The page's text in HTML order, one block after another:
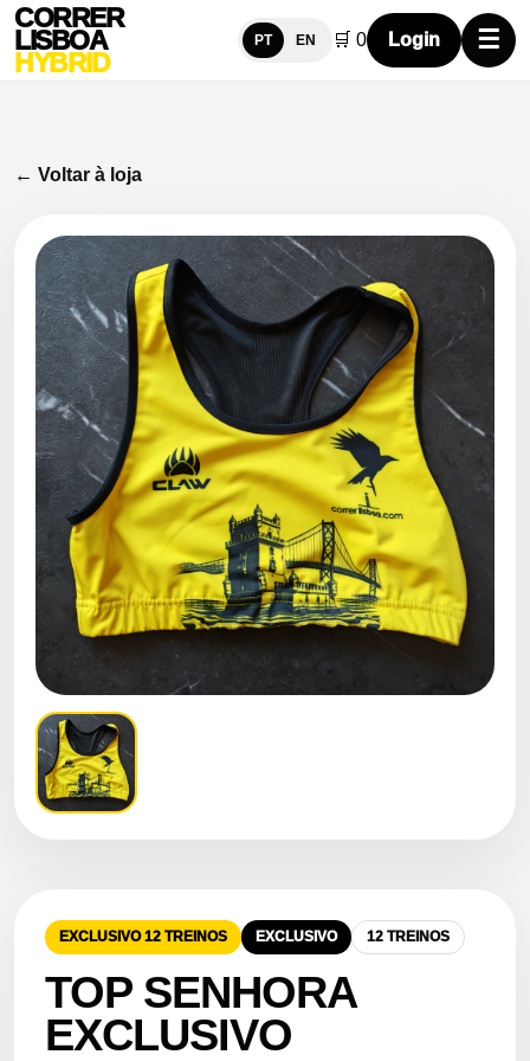
CORRER
LISBOA
HYBRID
PT EN 🛒 0 Login ☰
← Voltar à loja
EXCLUSIVO 12 TREINOS EXCLUSIVO 12 TREINOS
TOP SENHORA
EXCLUSIVO